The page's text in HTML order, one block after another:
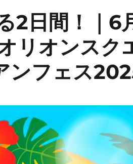
2日間！｜6
リオンスク
フェス